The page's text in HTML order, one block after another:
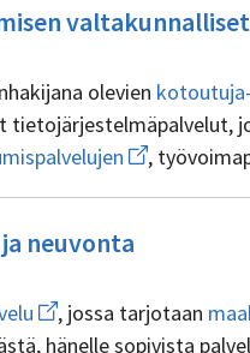
yhteiskunnan
vastaanottavuutta
olevien
tietojärjestelmäpalvelut,
Avaa
uuden
ikkunan
,
uuden
sivulle
neuvonta
Avaa
uuden
, jossa tarjotaan
hänelle sopivista